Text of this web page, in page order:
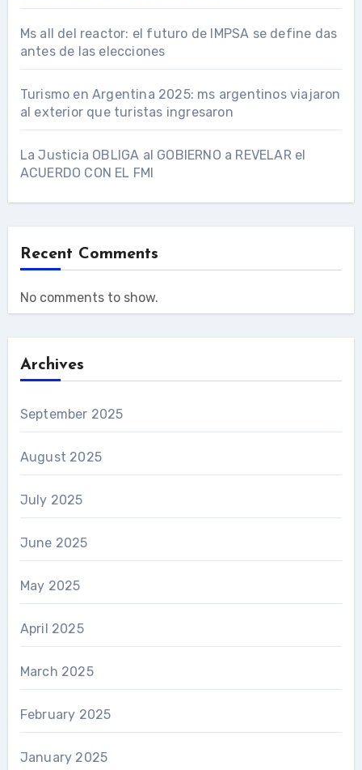
Ms all del reactor: el futuro de IMPSA se define das
antes de las elecciones
Turismo en Argentina 2025: ms argentinos viajaron
al exterior que turistas ingresaron
La Justicia OBLIGA al GOBIERNO a REVELAR el
ACUERDO CON EL FMI
Recent Comments
No comments to show.
Archives
September 2025
August 2025
July 2025
June 2025
May 2025
April 2025
March 2025
February 2025
January 2025